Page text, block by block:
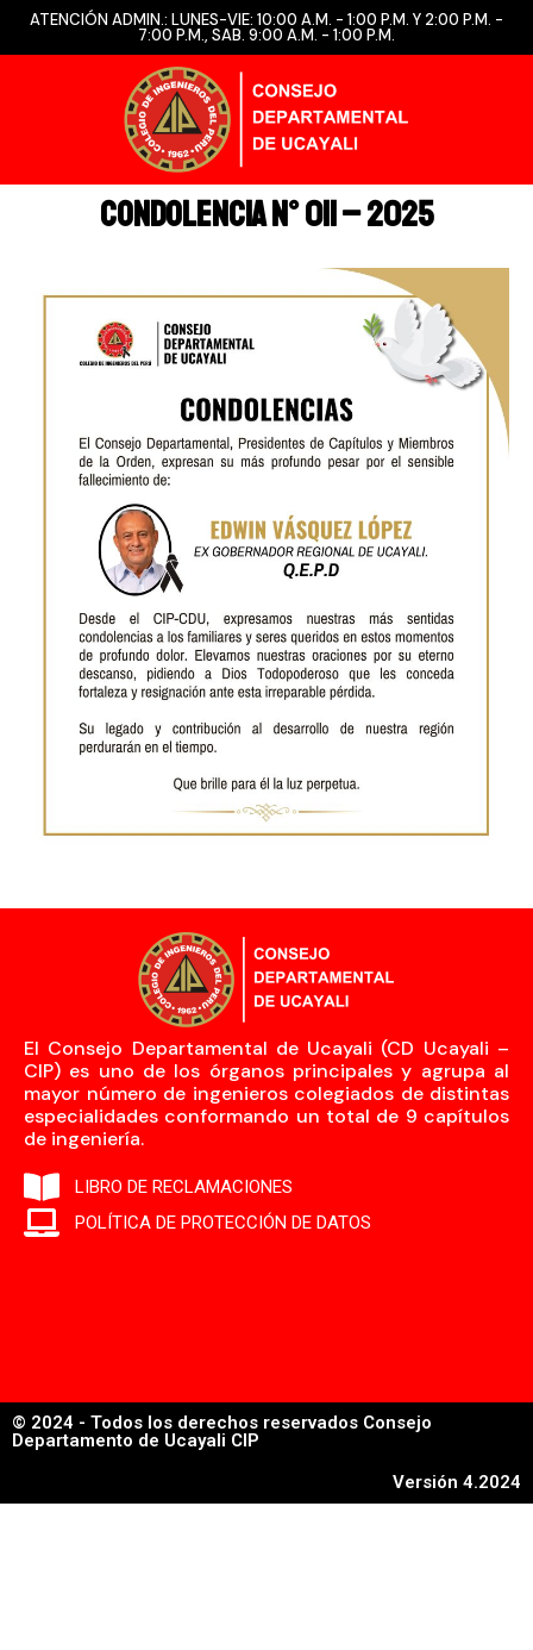
ATENCIÓN ADMIN.: LUNES-VIE: 10:00 A.M. - 1:00 P.M. Y 2:00 P.M. -
7:00 P.M., SAB. 9:00 A.M. - 1:00 P.M.
CONDOLENCIA N° 011 – 2025
El Consejo Departamental de Ucayali (CD Ucayali –
CIP) es uno de los órganos principales y agrupa al
mayor número de ingenieros colegiados de distintas
especialidades conformando un total de 9 capítulos
de ingeniería.
LIBRO DE RECLAMACIONES
POLÍTICA DE PROTECCIÓN DE DATOS
© 2024 - Todos los derechos reservados Consejo
Departamento de Ucayali CIP
Versión 4.2024